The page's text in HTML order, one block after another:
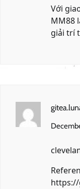
Với
MM88
giải trí